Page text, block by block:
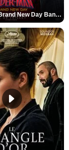
Spider-Man: Brand New Day Bande-annonce VO STFR